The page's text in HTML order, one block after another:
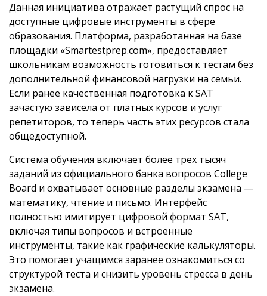
Данная инициатива отражает растущий спрос на
доступные цифровые инструменты в сфере
образования. Платформа, разработанная на базе
площадки «Smartestprep.com», предоставляет
школьникам возможность готовиться к тестам без
дополнительной финансовой нагрузки на семьи.
Если ранее качественная подготовка к SAT
зачастую зависела от платных курсов и услуг
репетиторов, то теперь часть этих ресурсов стала
общедоступной.
Система обучения включает более трех тысяч
заданий из официального банка вопросов College
Board и охватывает основные разделы экзамена —
математику, чтение и письмо. Интерфейс
полностью имитирует цифровой формат SAT,
включая типы вопросов и встроенные
инструменты, такие как графические калькуляторы.
Это помогает учащимся заранее ознакомиться со
структурой теста и снизить уровень стресса в день
экзамена.